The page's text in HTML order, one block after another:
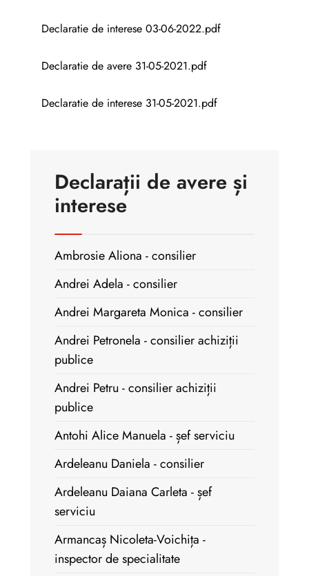
Declaratie de interese 03-06-2022.pdf
Declaratie de avere 31-05-2021.pdf
Declaratie de interese 31-05-2021.pdf
Declarații de avere și
interese
Ambrosie Aliona - consilier
Andrei Adela - consilier
Andrei Margareta Monica - consilier
Andrei Petronela - consilier achiziții
publice
Andrei Petru - consilier achiziții
publice
Antohi Alice Manuela - șef serviciu
Ardeleanu Daniela - consilier
Ardeleanu Daiana Carleta - șef
serviciu
Armancaș Nicoleta-Voichița -
inspector de specialitate